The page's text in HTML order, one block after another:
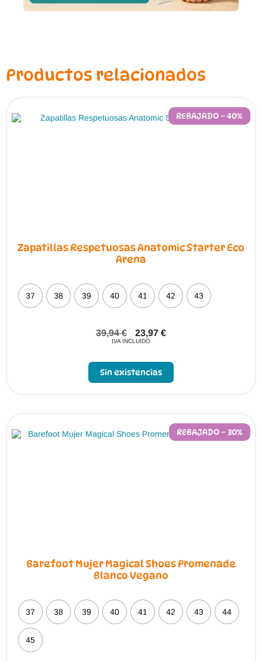
Productos relacionados
REBAJADO – 40%
Zapatillas Respetuosas Anatomic Starter Eco
Arena
37 38 39 40 41 42 43
39,94€ 23,97 €
IVA INCLUIDO
Sin existencias
REBAJADO – 30%
Barefoot Mujer Magical Shoes Promenade
Blanco Vegano
37 38 39 40 41 42 43 44
45